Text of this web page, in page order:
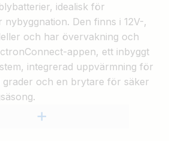
idealisk för
Den finns i 12V-,
och har övervakning och
appen, ett inbyggt
integrerad uppvärmning för
grader och en brytare för säker